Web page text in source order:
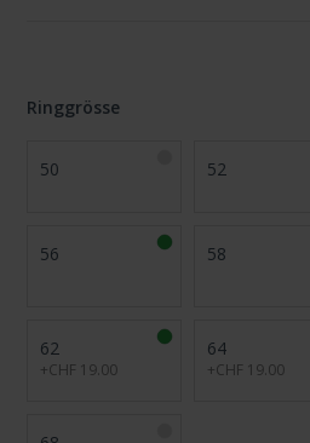
Ringgrösse
50 52
56 58
62
+CHF 19.00
64
+CHF 19.00